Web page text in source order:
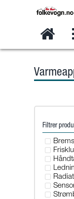
Filtrer